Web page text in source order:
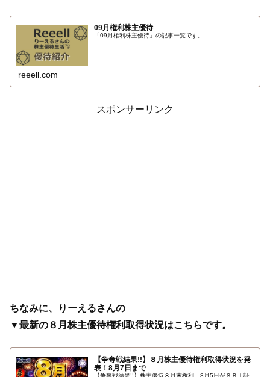
09月権利株主優待
「09月権利株主優待」の記事一覧です。
reeell.com
スポンサーリンク
ちなみに、りーえるさんの
▼最新の８月株主優待権利取得状況はこちらです。
【争奪戦結果!!】８月株主優待権利取得状況を発
表！8月7日まで
【争奪戦結果!!】株主優待８月末権利、8月5日がＳＢＩ証